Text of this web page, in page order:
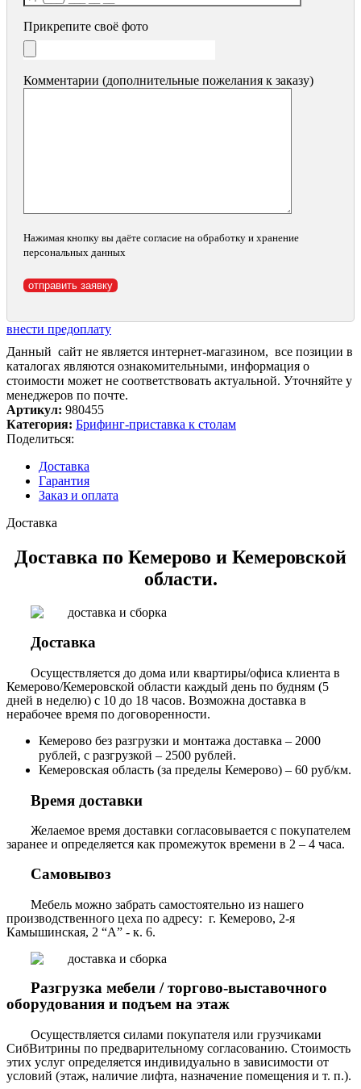
Прикрепите своё фото
Комментарии (дополнительные пожелания к заказу)
Нажимая кнопку вы даёте согласие на обработку и хранение
персональных данных
внести предоплату
Данный сайт не является интернет-магазином, все позиции в
каталогах являются ознакомительными, информация о
стоимости может не соответствовать актуальной. Уточняйте у
менеджеров по почте.
Артикул: 980455
Категория: Брифинг-приставка к столам
Поделиться:
Доставка
Гарантия
Заказ и оплата
Доставка
Доставка по Кемерово и Кемеровской
области.
Доставка
Осуществляется до дома или квартиры/офиса клиента в
Кемерово/Кемеровской области каждый день по будням (5
дней в неделю) с 10 до 18 часов. Возможна доставка в
нерабочее время по договоренности.
Кемерово без разгрузки и монтажа доставка – 2000
рублей, с разгрузкой – 2500 рублей.
Кемеровская область (за пределы Кемерово) – 60 руб/км.
Время доставки
Желаемое время доставки согласовывается с покупателем
заранее и определяется как промежуток времени в 2 – 4 часа.
Самовывоз
Мебель можно забрать самостоятельно из нашего
производственного цеха по адресу: г. Кемерово, 2-я
Камышинская, 2 “А” - к. 6.
Разгрузка мебели / торгово-выставочного
оборудования и подъем на этаж
Осуществляется силами покупателя или грузчиками
СибВитрины по предварительному согласованию. Стоимость
этих услуг определяется индивидуально в зависимости от
условий (этаж, наличие лифта, назначение помещения и т. п.).